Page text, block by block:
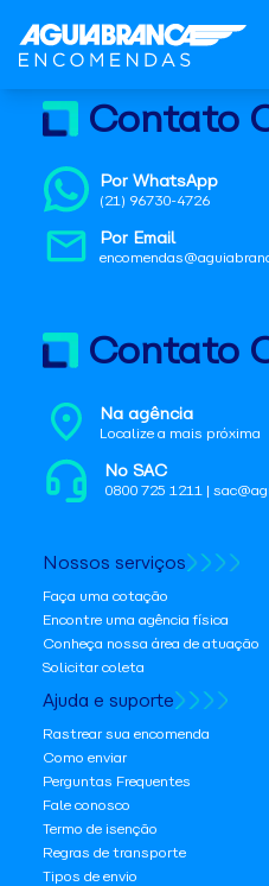
Contato
Por WhatsApp
(21) 96730-4726
Por Email
Contato
Na agência
Localize a mais próxima
No SAC
0800 725 1211 |
Nossos serviços
Faça uma cotação
Encontre uma agência física
Conheça nossa área de atuação
Solicitar coleta
Ajuda e suporte
Rastrear sua encomenda
Como enviar
Perguntas Frequentes
Fale conosco
Termo de isenção
Regras de transporte
Tipos de envio